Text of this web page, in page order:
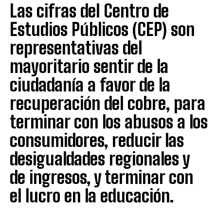
Las cifras del Centro de
Estudios Públicos (CEP) son
representativas del
mayoritario sentir de la
ciudadanía a favor de la
recuperación del cobre, para
terminar con los abusos a los
consumidores, reducir las
desigualdades regionales y
de ingresos, y terminar con
el lucro en la educación.